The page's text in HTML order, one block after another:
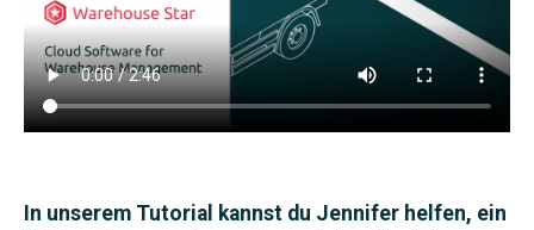
In unserem Tutorial kannst du Jennifer helfen, ein